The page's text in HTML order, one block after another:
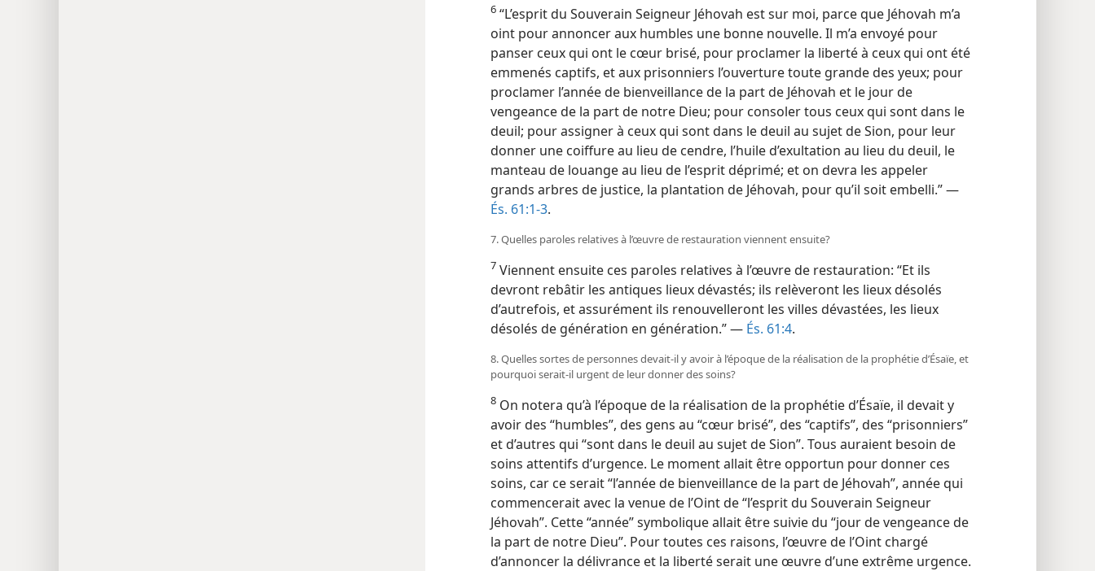
6 “L’esprit du Souverain Seigneur Jéhovah est sur moi, parce que Jéhovah m’a
oint pour annoncer aux humbles une bonne nouvelle. Il m’a envoyé pour
panser ceux qui ont le cœur brisé, pour proclamer la liberté à ceux qui ont été
emmenés captifs, et aux prisonniers l’ouverture toute grande des yeux; pour
proclamer l’année de bienveillance de la part de Jéhovah et le jour de
vengeance de la part de notre Dieu; pour consoler tous ceux qui sont dans le
deuil; pour assigner à ceux qui sont dans le deuil au sujet de Sion, pour leur
donner une coiffure au lieu de cendre, l’huile d’exultation au lieu du deuil, le
manteau de louange au lieu de l’esprit déprimé; et on devra les appeler
grands arbres de justice, la plantation de Jéhovah, pour qu’il soit embelli.” —
És. 61:1-3.
7. Quelles paroles relatives à l’œuvre de restauration viennent ensuite?
7 Viennent ensuite ces paroles relatives à l’œuvre de restauration: “Et ils
devront rebâtir les antiques lieux dévastés; ils relèveront les lieux désolés
d’autrefois, et assurément ils renouvelleront les villes dévastées, les lieux
désolés de génération en génération.” — És. 61:4.
8. Quelles sortes de personnes devait-​il y avoir à l’époque de la réalisation de la prophétie d’Ésaïe, et
pourquoi serait-​il urgent de leur donner des soins?
8 On notera qu’à l’époque de la réalisation de la prophétie d’Ésaïe, il devait y
avoir des “humbles”, des gens au “cœur brisé”, des “captifs”, des “prisonniers”
et d’autres qui “sont dans le deuil au sujet de Sion”. Tous auraient besoin de
soins attentifs d’urgence. Le moment allait être opportun pour donner ces
soins, car ce serait “l’année de bienveillance de la part de Jéhovah”, année qui
commencerait avec la venue de l’Oint de “l’esprit du Souverain Seigneur
Jéhovah”. Cette “année” symbolique allait être suivie du “jour de vengeance de
la part de notre Dieu”. Pour toutes ces raisons, l’œuvre de l’Oint chargé
d’annoncer la délivrance et la liberté serait une œuvre d’une extrême urgence.